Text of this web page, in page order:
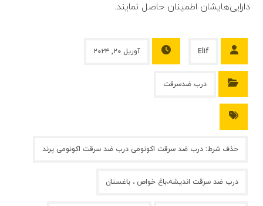
دارایی‌هایشان اطمینان حاصل نمایند.
Elif آوریل ۲۰, ۲۰۲۴
درب ضدسرقت
حذف شرط: درب ضد سرقت اکونومی درب ضد سرقت اکونومی پرند
درب ضد سرقت اندیشه،باغ خواص ، باغستان